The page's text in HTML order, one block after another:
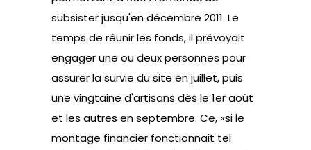
subsister jusqu'en décembre 2011. Le
temps de réunir les fonds, il prévoyait
engager une ou deux personnes pour
assurer la survie du site en juillet, puis
une vingtaine d'artisans dès le 1er août
et les autres en septembre. Ce, «si le
montage financier fonctionnait tel